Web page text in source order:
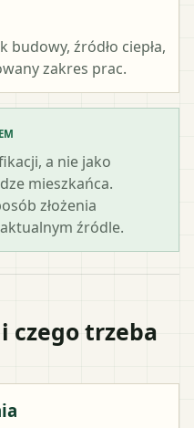
źródło ciepła,
zakres prac.
a nie jako
mieszkańca.
złożenia
źródle.
czego trzeba